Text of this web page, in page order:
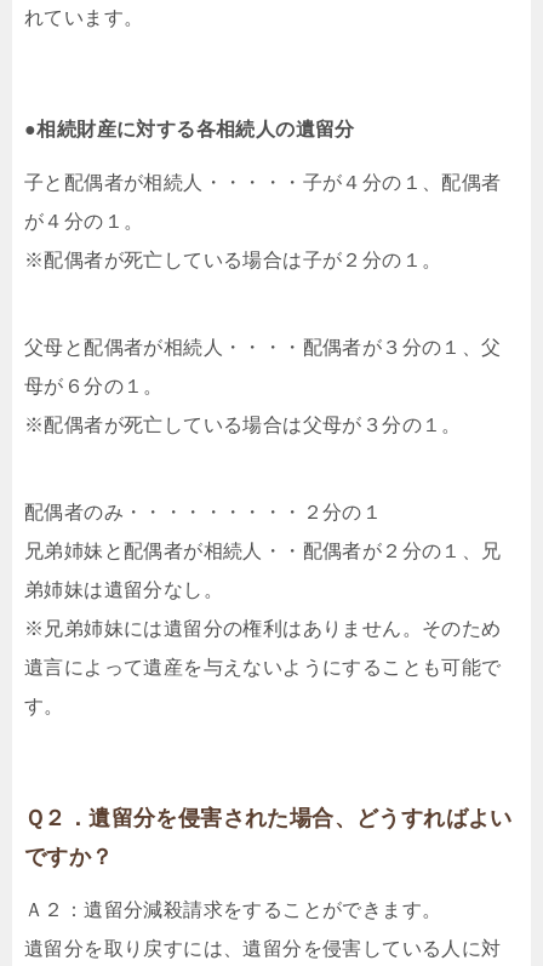
れています。
●相続財産に対する各相続人の遺留分
子と配偶者が相続人・・・・・子が４分の１、配偶者
が４分の１。
※配偶者が死亡している場合は子が２分の１。
父母と配偶者が相続人・・・・配偶者が３分の１、父
母が６分の１。
※配偶者が死亡している場合は父母が３分の１。
配偶者のみ・・・・・・・・・２分の１
兄弟姉妹と配偶者が相続人・・配偶者が２分の１、兄
弟姉妹は遺留分なし。
※兄弟姉妹には遺留分の権利はありません。そのため
遺言によって遺産を与えないようにすることも可能で
す。
Ｑ２．遺留分を侵害された場合、どうすればよい
ですか？
Ａ２：遺留分減殺請求をすることができます。
遺留分を取り戻すには、遺留分を侵害している人に対